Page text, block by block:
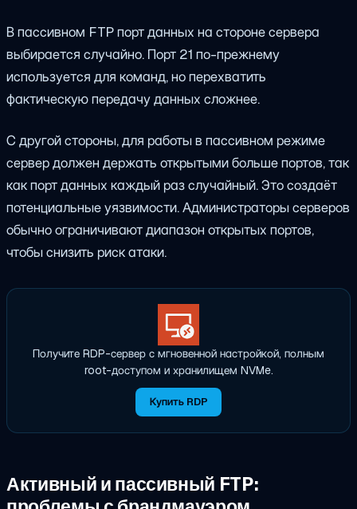
В пассивном FTP порт данных на стороне сервера
выбирается случайно. Порт 21 по-прежнему
используется для команд, но перехватить
фактическую передачу данных сложнее.
С другой стороны, для работы в пассивном режиме
сервер должен держать открытыми больше портов, так
как порт данных каждый раз случайный. Это создаёт
потенциальные уязвимости. Администраторы серверов
обычно ограничивают диапазон открытых портов,
чтобы снизить риск атаки.
Получите RDP-сервер с мгновенной настройкой, полным
root-доступом и хранилищем NVMe.
Купить RDP
Активный и пассивный FTP: